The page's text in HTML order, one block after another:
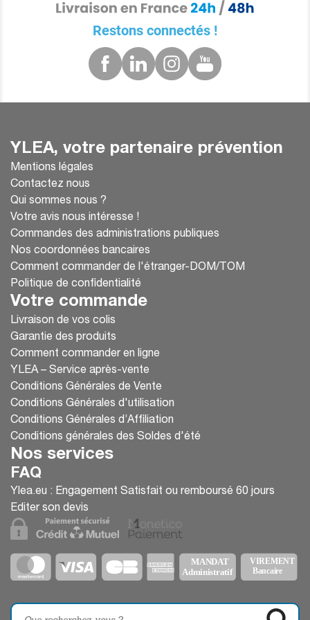
évaporation complète
Ne pas rincer, ne pas essuyer
💡 Lavage des mains au savon : toujours
d’actualité !
Lorsque cela est possible, privilégiez un lavage
classique :
Mouillez vos mains
Appliquez du savon
Frottez 20 secondes (ne pas oublier : pouces,
ongles, poignets)
Rincez à l’eau claire
Séchez avec un essuie-tout propre
Pourquoi ces gestes sont vitaux ?
Se laver les mains ou utiliser du gel
hydroalcoolique :
❌ Stoppe la transmission des virus (grippe,
COVID-19, etc.)
🤧 Évite le contact main-visage contaminant (nez,
bouche, yeux)
👨‍⚕️ Protège les personnes vulnérables
🏥 Réduit les infections nosocomiales en milieu
médical
Restons connectés !
YLEA, votre partenaire prévention
Mentions légales
Contactez nous
Qui sommes nous ?
Votre avis nous intéresse !
Commandes des administrations publiques
Nos coordonnées bancaires
Comment commander de l'étranger-DOM/TOM
Politique de confidentialité
Votre commande
Livraison de vos colis
Garantie des produits
Comment commander en ligne
YLEA – Service après-vente
Conditions Générales de Vente
Conditions Générales d'utilisation
Conditions Générales d’Affiliation
Conditions générales des Soldes d'été
Nos services
FAQ
Ylea.eu : Engagement Satisfait ou remboursé 60 jours
Editer son devis